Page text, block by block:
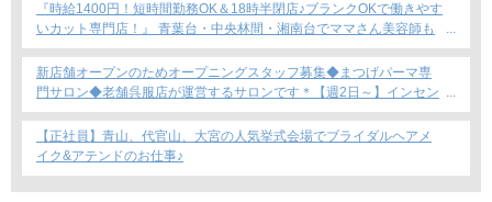
『時給1400円！短時間勤務OK＆18時半閉店♪ブランクOKで働きやす
いカット専門店！』 青葉台・中央林間・湘南台でママさん美容師も
安心のサロン募集！
新店舗オープンのためオープニングスタッフ募集◆まつげパーマ専
門サロン◆老舗呉服店が運営するサロンです＊【週2日～】インセン
ティブあり◎
【正社員】青山、代官山、大宮の人気挙式会場でブライダルヘアメ
イク&アテンドのお仕事♪